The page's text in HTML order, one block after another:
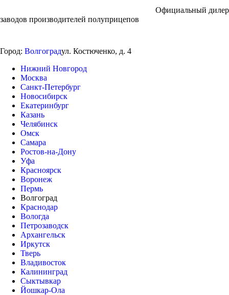
Официальный дилер
заводов производителей полуприцепов
Город: Волгоградул. Костюченко, д. 4
Нижний Новгород
Москва
Санкт-Петербург
Новосибирск
Екатеринбург
Казань
Челябинск
Омск
Самара
Ростов-на-Дону
Уфа
Красноярск
Воронеж
Пермь
Волгоград
Краснодар
Вологда
Петрозаводск
Архангельск
Иркутск
Тверь
Владивосток
Калининград
Сыктывкар
Йошкар-Ола